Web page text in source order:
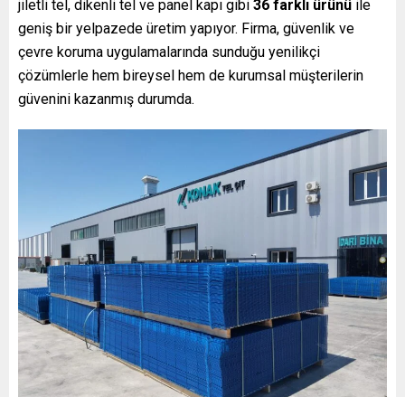
jiletli tel, dikenli tel ve panel kapı gibi 36 farklı ürünü ile
geniş bir yelpazede üretim yapıyor. Firma, güvenlik ve
çevre koruma uygulamalarında sunduğu yenilikçi
çözümlerle hem bireysel hem de kurumsal müşterilerin
güvenini kazanmış durumda.